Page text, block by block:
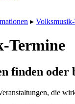
▸
Termine
finden oder
die